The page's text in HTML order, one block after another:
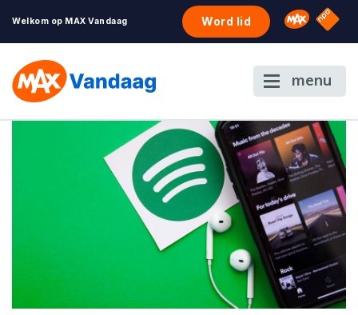
Welkom op MAX Vandaag Word lid Omroep
NPO
menu